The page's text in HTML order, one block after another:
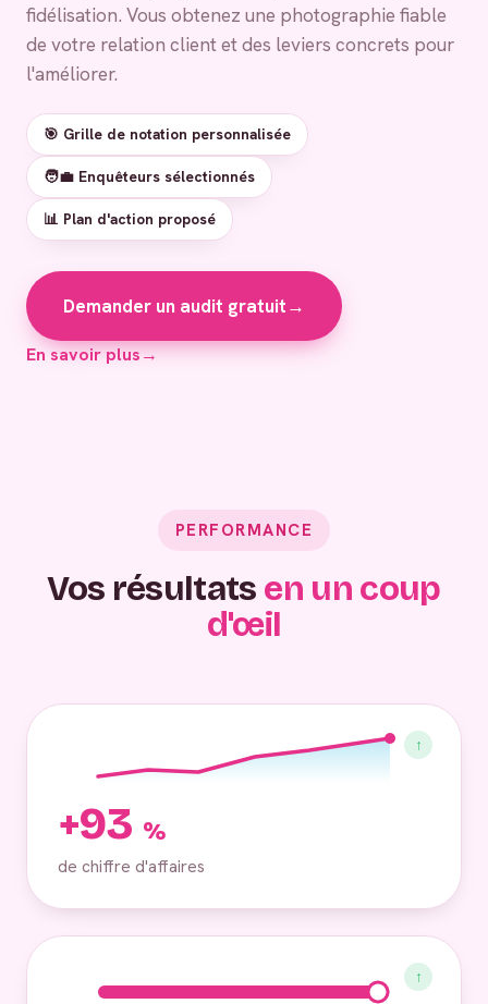
fidélisation. Vous obtenez une photographie fiable
de votre relation client et des leviers concrets pour
l'améliorer.
🎯 Grille de notation personnalisée
🧑‍💼 Enquêteurs sélectionnés
📊 Plan d'action proposé
Demander un audit gratuit→
En savoir plus→
PERFORMANCE
Vos résultats en un coup
d'œil
↑
+93 %
de chiffre d'affaires
↑